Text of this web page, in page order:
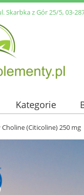
Skarbka z Gór 25/5, 03-
Kategorie
Choline (Citicoline) 250 mg